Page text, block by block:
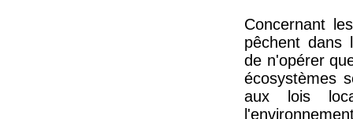
Concernant
pêchent dans
de n'opérer
écosystèmes
aux lois